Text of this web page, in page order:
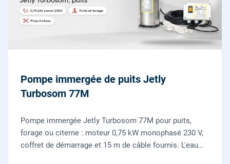
Pompe immergée de puits Jetly
Turbosom 77M
Pompe immergée Jetly Turbosom 77M pour puits,
forage ou citerne : moteur 0,75 kW monophasé 230 V,
coffret de démarrage et 15 m de câble fournis. L'eau